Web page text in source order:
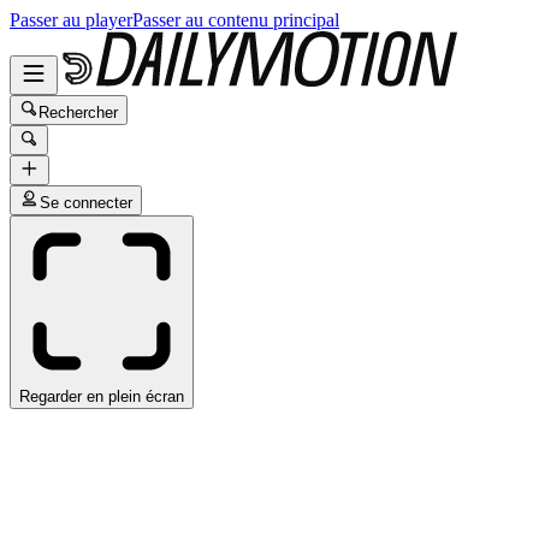
Passer au playerPasser au contenu principal
Rechercher
Se connecter
Regarder en plein écran